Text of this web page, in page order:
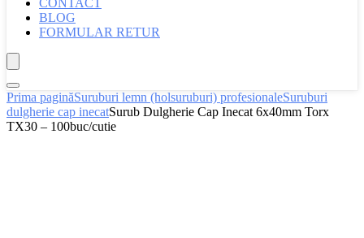
CONTACT
BLOG
FORMULAR RETUR
Prima paginăSuruburi lemn (holsuruburi) profesionaleSuruburi
dulgherie cap inecatSurub Dulgherie Cap Inecat 6x40mm Torx
TX30 – 100buc/cutie